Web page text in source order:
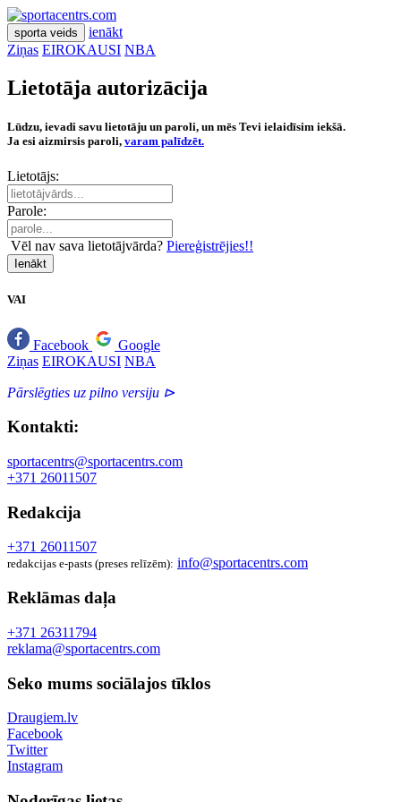
sporta veids
ienākt
Ziņas EIROKAUSI NBA
Lietotāja autorizācija
Lūdzu, ievadi savu lietotāju un paroli, un mēs Tevi ielaidīsim iekšā.
Ja esi aizmirsis paroli, varam palīdzēt.
Lietotājs:
Parole:
Vēl nav sava lietotājvārda? Piereģistrējies!!
Ienākt
VAI
Facebook
Google
Ziņas EIROKAUSI NBA
Pārslēgties uz pilno versiju ⊳
Kontakti:
sportacentrs@sportacentrs.com
+371 26011507
Redakcija
+371 26011507
redakcijas e-pasts (preses relīzēm): info@sportacentrs.com
Reklāmas daļa
+371 26311794
reklama@sportacentrs.com
Seko mums sociālajos tīklos
Draugiem.lv
Facebook
Twitter
Instagram